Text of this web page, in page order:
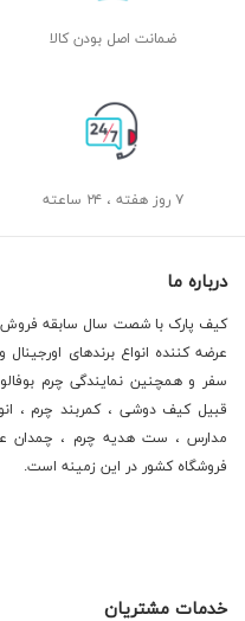
ضمانت اصل بودن کالا
۷ روز هفته ، ۲۴ ساعته
درباره ما
کیف پارک با شصت سال سابقه
عرضه کننده انواع برندهای
قبیل کیف دوشی ، کمربند چرم ،
مدارس ، ست هدیه چرم ، چمدان
فروشگاه کشور در این زمینه است.
خدمات مشتریان